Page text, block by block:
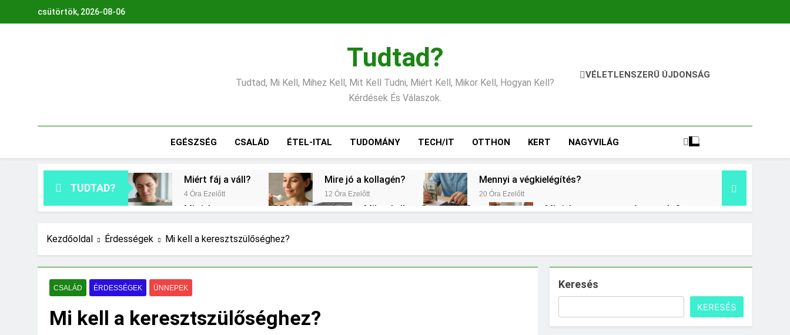
csütörtök, 2026-08-06
Tudtad?
Tudtad, Mi Kell, Mihez Kell, Mit Kell Tudni, Miért Kell, Mikor Kell, Hogyan Kell?
Kérdések És Válaszok.
VÉLETLENSZERŰ ÚJDONSÁG
EGÉSZSÉG CSALÁD ÉTEL-ITAL TUDOMÁNY TECH/IT OTTHON KERT NAGYVILÁG
TUDTAD?
Miért fáj a váll?
4 Óra Ezelőtt
Mire jó a kollagén?
12 Óra Ezelőtt
Mennyi a végkielégítés?
20 Óra Ezelőtt
Mit jelent a magas CRP? Mikor kell tetőt cserélni? Mit jelent a magas vérnyomás?
Milyen fűtést érdemes választani?
Mi kell az eredetiségvizsgálathoz?
3 Nap Ezelőtt
Mit hány fokon kell mosni?
Kezdőoldal Érdességek Mi kell a keresztszülőséghez?
CSALÁD ÉRDESSÉGEK ÜNNEPEK
Mi kell a keresztszülőséghez?
Keresés
KERESÉS